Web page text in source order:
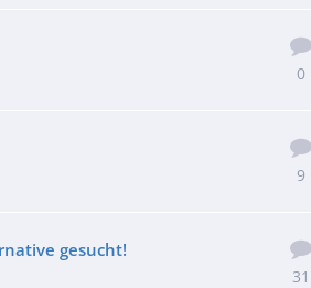
0
9
gesucht!
31